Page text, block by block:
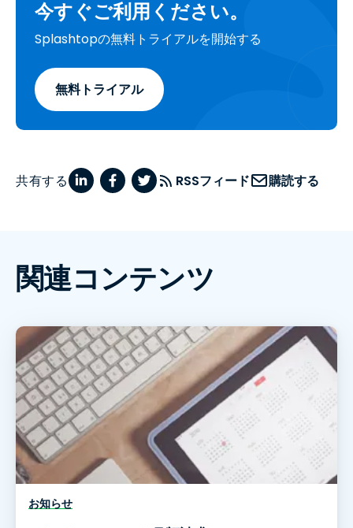
今すぐご利用ください。
Splashtopの無料トライアルを開始する
無料トライアル
共有する RSSフィード 購読する
関連コンテンツ
お知らせ